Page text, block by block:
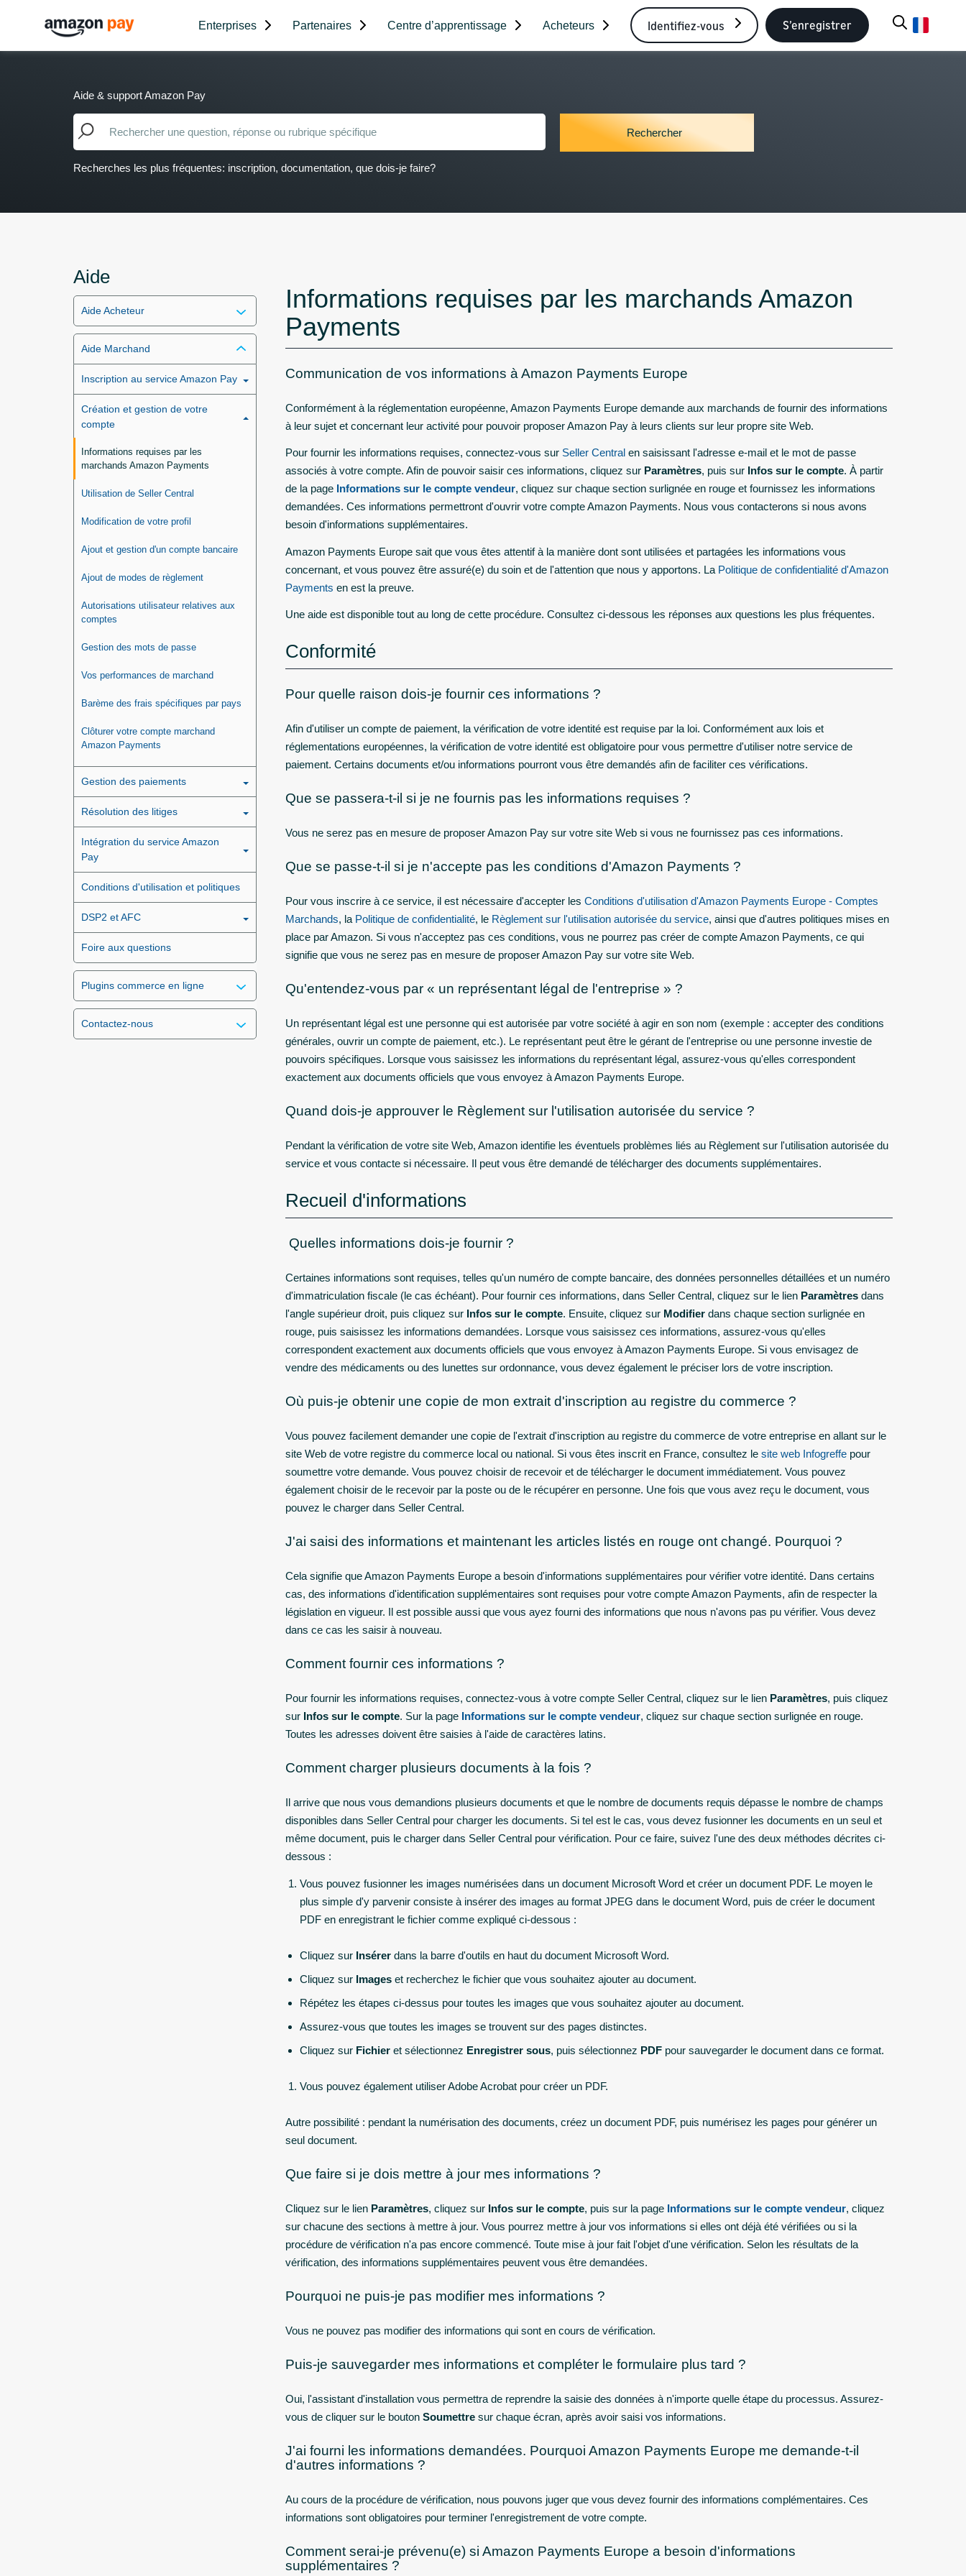
Enterprises Partenaires Centre d’apprentissage Acheteurs Identifiez-vous S’enregistrer
Aide & support Amazon Pay
Recherches les plus fréquentes: inscription, documentation, que dois-je faire?
Aide
Aide Acheteur
Aide Marchand
Inscription au service Amazon Pay
Création et gestion de votre
compte
Informations requises par les
marchands Amazon Payments
Utilisation de Seller Central
Modification de votre profil
Ajout et gestion d'un compte bancaire
Ajout de modes de règlement
Autorisations utilisateur relatives aux
comptes
Gestion des mots de passe
Vos performances de marchand
Barème des frais spécifiques par pays
Clôturer votre compte marchand
Amazon Payments
Gestion des paiements
Résolution des litiges
Intégration du service Amazon
Pay
Conditions d'utilisation et politiques
DSP2 et AFC
Foire aux questions
Plugins commerce en ligne
Contactez-nous
Informations requises par les marchands Amazon
Payments
Communication de vos informations à Amazon Payments Europe
Conformément à la réglementation européenne, Amazon Payments Europe demande aux marchands de fournir des informations
à leur sujet et concernant leur activité pour pouvoir proposer Amazon Pay à leurs clients sur leur propre site Web.
Pour fournir les informations requises, connectez-vous sur Seller Central en saisissant l'adresse e-mail et le mot de passe
associés à votre compte. Afin de pouvoir saisir ces informations, cliquez sur Paramètres, puis sur Infos sur le compte. À partir
de la page Informations sur le compte vendeur, cliquez sur chaque section surlignée en rouge et fournissez les informations
demandées. Ces informations permettront d'ouvrir votre compte Amazon Payments. Nous vous contacterons si nous avons
besoin d'informations supplémentaires.
Amazon Payments Europe sait que vous êtes attentif à la manière dont sont utilisées et partagées les informations vous
concernant, et vous pouvez être assuré(e) du soin et de l'attention que nous y apportons. La Politique de confidentialité d'Amazon
Payments en est la preuve.
Une aide est disponible tout au long de cette procédure. Consultez ci-dessous les réponses aux questions les plus fréquentes.
Conformité
Pour quelle raison dois-je fournir ces informations ?
Afin d'utiliser un compte de paiement, la vérification de votre identité est requise par la loi. Conformément aux lois et
réglementations européennes, la vérification de votre identité est obligatoire pour vous permettre d'utiliser notre service de
paiement. Certains documents et/ou informations pourront vous être demandés afin de faciliter ces vérifications.
Que se passera-t-il si je ne fournis pas les informations requises ?
Vous ne serez pas en mesure de proposer Amazon Pay sur votre site Web si vous ne fournissez pas ces informations.
Que se passe-t-il si je n'accepte pas les conditions d'Amazon Payments ?
Pour vous inscrire à ce service, il est nécessaire d'accepter les Conditions d'utilisation d'Amazon Payments Europe - Comptes
Marchands, la Politique de confidentialité, le Règlement sur l'utilisation autorisée du service, ainsi que d'autres politiques mises en
place par Amazon. Si vous n'acceptez pas ces conditions, vous ne pourrez pas créer de compte Amazon Payments, ce qui
signifie que vous ne serez pas en mesure de proposer Amazon Pay sur votre site Web.
Qu'entendez-vous par « un représentant légal de l'entreprise » ?
Un représentant légal est une personne qui est autorisée par votre société à agir en son nom (exemple : accepter des conditions
générales, ouvrir un compte de paiement, etc.). Le représentant peut être le gérant de l'entreprise ou une personne investie de
pouvoirs spécifiques. Lorsque vous saisissez les informations du représentant légal, assurez-vous qu'elles correspondent
exactement aux documents officiels que vous envoyez à Amazon Payments Europe.
Quand dois-je approuver le Règlement sur l'utilisation autorisée du service ?
Pendant la vérification de votre site Web, Amazon identifie les éventuels problèmes liés au Règlement sur l'utilisation autorisée du
service et vous contacte si nécessaire. Il peut vous être demandé de télécharger des documents supplémentaires.
Recueil d'informations
Quelles informations dois-je fournir ?
Certaines informations sont requises, telles qu'un numéro de compte bancaire, des données personnelles détaillées et un numéro
d'immatriculation fiscale (le cas échéant). Pour fournir ces informations, dans Seller Central, cliquez sur le lien Paramètres dans
l'angle supérieur droit, puis cliquez sur Infos sur le compte. Ensuite, cliquez sur Modifier dans chaque section surlignée en
rouge, puis saisissez les informations demandées. Lorsque vous saisissez ces informations, assurez-vous qu'elles
correspondent exactement aux documents officiels que vous envoyez à Amazon Payments Europe. Si vous envisagez de
vendre des médicaments ou des lunettes sur ordonnance, vous devez également le préciser lors de votre inscription.
Où puis-je obtenir une copie de mon extrait d'inscription au registre du commerce ?
Vous pouvez facilement demander une copie de l'extrait d'inscription au registre du commerce de votre entreprise en allant sur le
site Web de votre registre du commerce local ou national. Si vous êtes inscrit en France, consultez le site web Infogreffe pour
soumettre votre demande. Vous pouvez choisir de recevoir et de télécharger le document immédiatement. Vous pouvez
également choisir de le recevoir par la poste ou de le récupérer en personne. Une fois que vous avez reçu le document, vous
pouvez le charger dans Seller Central.
J'ai saisi des informations et maintenant les articles listés en rouge ont changé. Pourquoi ?
Cela signifie que Amazon Payments Europe a besoin d'informations supplémentaires pour vérifier votre identité. Dans certains
cas, des informations d'identification supplémentaires sont requises pour votre compte Amazon Payments, afin de respecter la
législation en vigueur. Il est possible aussi que vous ayez fourni des informations que nous n'avons pas pu vérifier. Vous devez
dans ce cas les saisir à nouveau.
Comment fournir ces informations ?
Pour fournir les informations requises, connectez-vous à votre compte Seller Central, cliquez sur le lien Paramètres, puis cliquez
sur Infos sur le compte. Sur la page Informations sur le compte vendeur, cliquez sur chaque section surlignée en rouge.
Toutes les adresses doivent être saisies à l'aide de caractères latins.
Comment charger plusieurs documents à la fois ?
Il arrive que nous vous demandions plusieurs documents et que le nombre de documents requis dépasse le nombre de champs
disponibles dans Seller Central pour charger les documents. Si tel est le cas, vous devez fusionner les documents en un seul et
même document, puis le charger dans Seller Central pour vérification. Pour ce faire, suivez l'une des deux méthodes décrites ci-
dessous :
Vous pouvez fusionner les images numérisées dans un document Microsoft Word et créer un document PDF. Le moyen le
plus simple d'y parvenir consiste à insérer des images au format JPEG dans le document Word, puis de créer le document
PDF en enregistrant le fichier comme expliqué ci-dessous :
Cliquez sur Insérer dans la barre d'outils en haut du document Microsoft Word.
Cliquez sur Images et recherchez le fichier que vous souhaitez ajouter au document.
Répétez les étapes ci-dessus pour toutes les images que vous souhaitez ajouter au document.
Assurez-vous que toutes les images se trouvent sur des pages distinctes.
Cliquez sur Fichier et sélectionnez Enregistrer sous, puis sélectionnez PDF pour sauvegarder le document dans ce format.
Vous pouvez également utiliser Adobe Acrobat pour créer un PDF.
Autre possibilité : pendant la numérisation des documents, créez un document PDF, puis numérisez les pages pour générer un
seul document.
Que faire si je dois mettre à jour mes informations ?
Cliquez sur le lien Paramètres, cliquez sur Infos sur le compte, puis sur la page Informations sur le compte vendeur, cliquez
sur chacune des sections à mettre à jour. Vous pourrez mettre à jour vos informations si elles ont déjà été vérifiées ou si la
procédure de vérification n'a pas encore commencé. Toute mise à jour fait l'objet d'une vérification. Selon les résultats de la
vérification, des informations supplémentaires peuvent vous être demandées.
Pourquoi ne puis-je pas modifier mes informations ?
Vous ne pouvez pas modifier des informations qui sont en cours de vérification.
Puis-je sauvegarder mes informations et compléter le formulaire plus tard ?
Oui, l'assistant d'installation vous permettra de reprendre la saisie des données à n'importe quelle étape du processus. Assurez-
vous de cliquer sur le bouton Soumettre sur chaque écran, après avoir saisi vos informations.
J'ai fourni les informations demandées. Pourquoi Amazon Payments Europe me demande-t-il
d'autres informations ?
Au cours de la procédure de vérification, nous pouvons juger que vous devez fournir des informations complémentaires. Ces
informations sont obligatoires pour terminer l'enregistrement de votre compte.
Comment serai-je prévenu(e) si Amazon Payments Europe a besoin d'informations
supplémentaires ?